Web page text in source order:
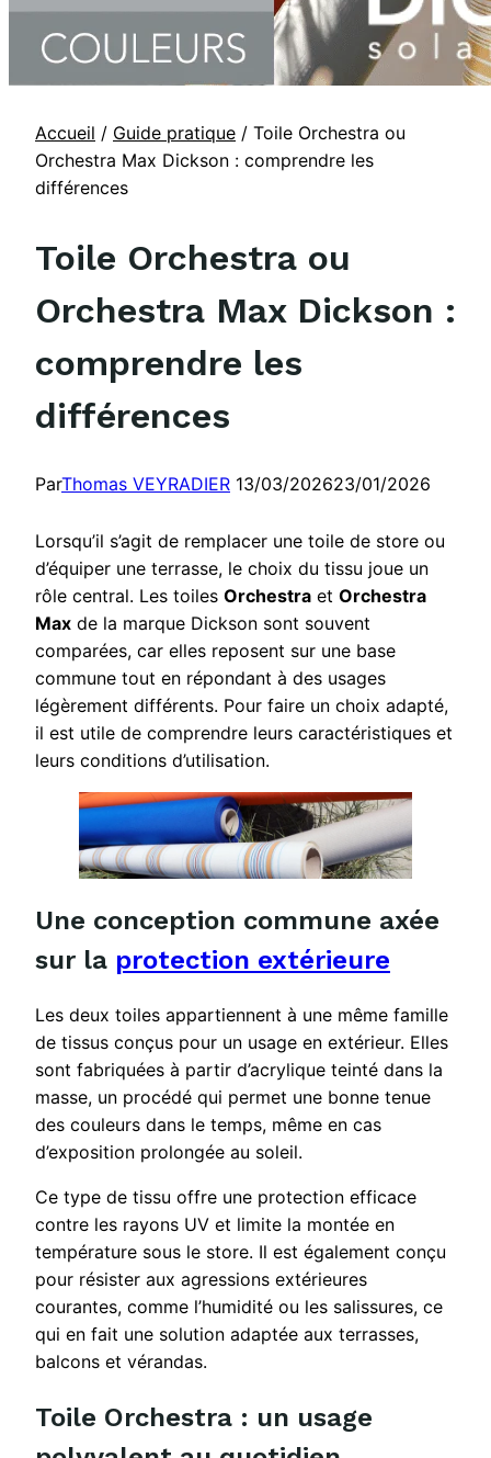
Accueil / Guide pratique / Toile Orchestra ou
Orchestra Max Dickson : comprendre les
différences
Toile Orchestra ou
Orchestra Max Dickson :
comprendre les
différences
ParThomas VEYRADIER 13/03/202623/01/2026
Lorsqu’il s’agit de remplacer une toile de store ou
d’équiper une terrasse, le choix du tissu joue un
rôle central. Les toiles Orchestra et Orchestra
Max de la marque Dickson sont souvent
comparées, car elles reposent sur une base
commune tout en répondant à des usages
légèrement différents. Pour faire un choix adapté,
il est utile de comprendre leurs caractéristiques et
leurs conditions d’utilisation.
Une conception commune axée
sur la protection extérieure
Les deux toiles appartiennent à une même famille
de tissus conçus pour un usage en extérieur. Elles
sont fabriquées à partir d’acrylique teinté dans la
masse, un procédé qui permet une bonne tenue
des couleurs dans le temps, même en cas
d’exposition prolongée au soleil.
Ce type de tissu offre une protection efficace
contre les rayons UV et limite la montée en
température sous le store. Il est également conçu
pour résister aux agressions extérieures
courantes, comme l’humidité ou les salissures, ce
qui en fait une solution adaptée aux terrasses,
balcons et vérandas.
Toile Orchestra : un usage